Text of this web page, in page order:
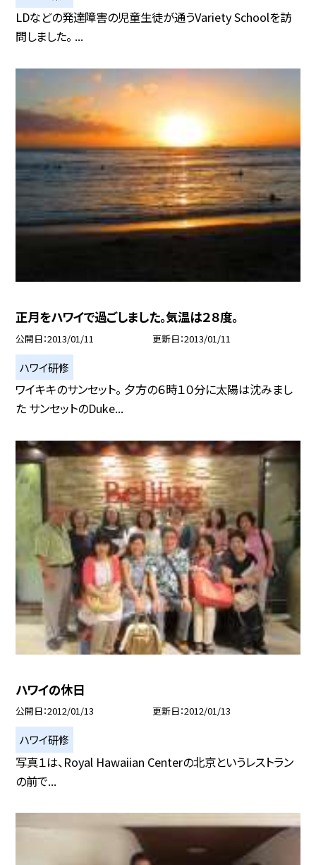
LDなどの発達障害の児童生徒が通うVariety Schoolを訪
問しました。 ...
正月をハワイで過ごしました。気温は２８度。
公開日 2013/01/11 更新日 2013/01/11
ハワイ研修
ワイキキのサンセット。 夕方の６時１０分に太陽は沈みまし
た サンセットのDuke...
ハワイの休日
公開日 2012/01/13 更新日 2012/01/13
ハワイ研修
写真１は、Royal Hawaiian Centerの北京というレストラン
の前で...